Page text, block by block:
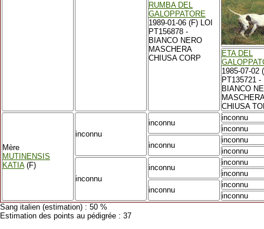
RUMBA DEL
GALOPPATORE
1989-01-06 (F) LOI
PT156878 -
BIANCO NERO
MASCHERA
CHIUSA CORP
ETA DEL
1985-07-02
PT135721 -
BIANCO
CHIUSA
Mère
MUTINENSIS
KATIA(F)
inconnu
inconnu
inconnu
inconnu
inconnu
inconnu
inconnu
inconnu
inconnu
inconnu
inconnu
inconnu
inconnu
inconnu
Sang italien (estimation) : 50 %
Estimation des points au pédigrée : 37